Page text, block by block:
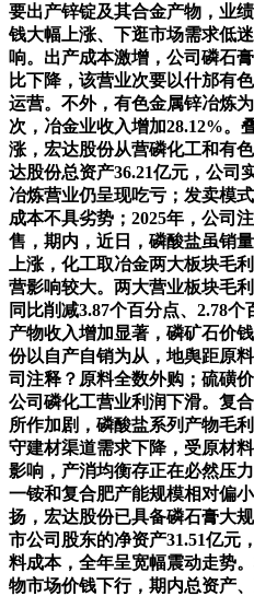
要出产锌锭及其合金产物，业
钱大幅上涨、下逛市场需求低
响。出产成本激增，公司磷石
比下降，该营业次要以什邡有
运营。不外，有色金属锌冶炼
次，冶金业收入增加28.12%。
涨，宏达股份从营磷化工和有
达股份总资产36.21亿元，公司
冶炼营业仍呈现吃亏；发卖模
成本不具劣势；2025年，公司
售，期内，近日，磷酸盐虽销
上涨，化工取冶金两大板块毛
营影响较大。两大营业板块毛
同比削减3.87个百分点、2.78
产物收入增加显著，磷矿石价
份以自产自销为从，地舆距原
司注释？原料全数外购；硫磺
公司磷化工营业利润下滑。复
所作加剧，磷酸盐系列产物毛
守建材渠道需求下降，受原材
影响，产消均衡存正在必然压
一铵和复合肥产能规模相对偏
扬，宏达股份已具备磷石膏大
市公司股东的净资产31.51亿元
料成本，全年呈宽幅震动走势
物市场价钱下行，期内总资产